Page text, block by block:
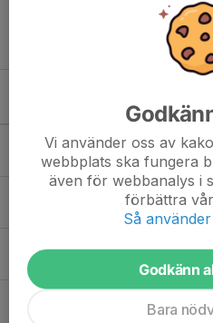
Instagram - AIK
Kommande aktiviteter
Fre 7/8
10:00-11:00
U11/U12
Ritorp ishall 3
Ritorp ishall 3
16:00-17:00 Ritorp ishall 3
Ritorp ishall 3
Vi använder oss av
webbplats ska fungera
även för webbanalys i
förbättra
Så
Godkänn
Bara